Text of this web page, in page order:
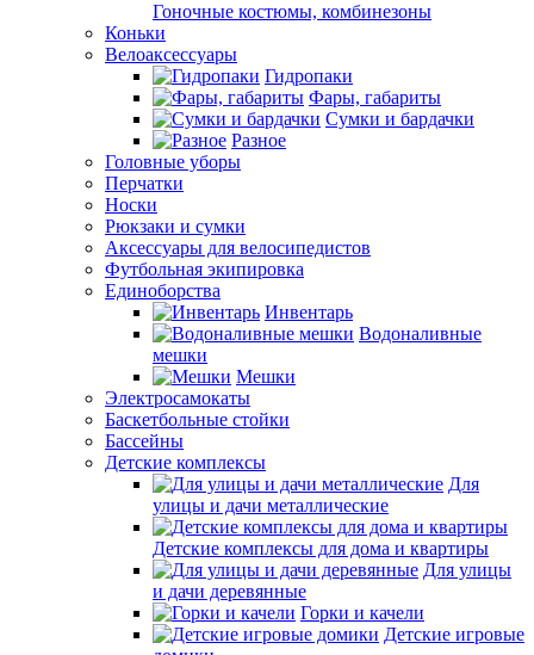
Гоночные костюмы, комбинезоны
Коньки
Велоаксессуары
Гидропаки
Фары, габариты
Сумки и бардачки
Разное
Головные уборы
Перчатки
Носки
Рюкзаки и сумки
Аксессуары для велосипедистов
Футбольная экипировка
Единоборства
Инвентарь
Водоналивные
мешки
Мешки
Электросамокаты
Баскетбольные стойки
Бассейны
Детские комплексы
Для
улицы и дачи металлические
Детские комплексы для дома и квартиры
Для улицы
и дачи деревянные
Горки и качели
Детские игровые